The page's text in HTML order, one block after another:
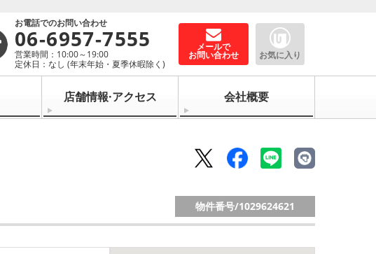
お電話でのお問い合わせ
06-6957-7555
営業時間：10:00～19:00
定休日：なし (年末年始・夏季休暇除く)
メールで
お問い合わせ お気に入り
店舗情報·アクセス 会社概要
物件番号/1029624621